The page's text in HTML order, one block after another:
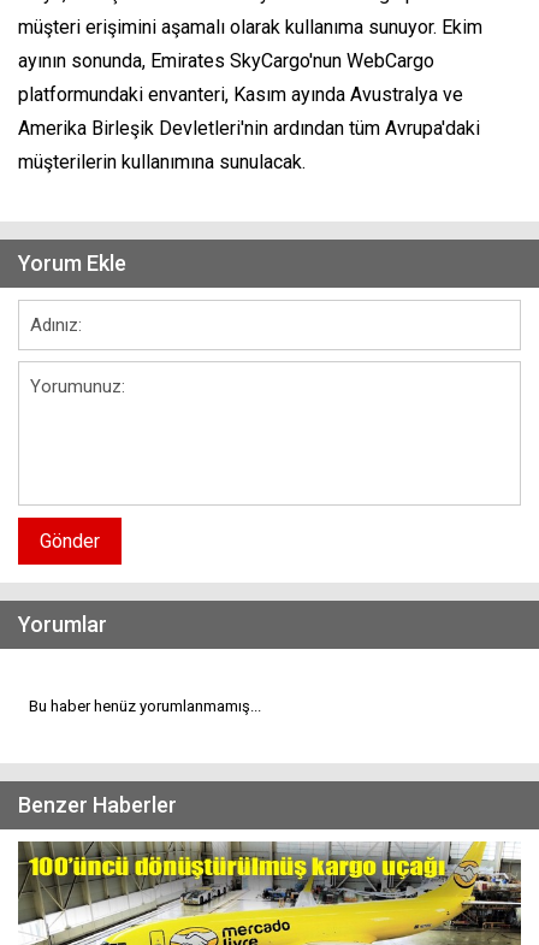
müşteri erişimini aşamalı olarak kullanıma sunuyor. Ekim
ayının sonunda, Emirates SkyCargo'nun WebCargo
platformundaki envanteri, Kasım ayında Avustralya ve
Amerika Birleşik Devletleri'nin ardından tüm Avrupa'daki
müşterilerin kullanımına sunulacak.
Yorum Ekle
Gönder
Yorumlar
Bu haber henüz yorumlanmamış...
Benzer Haberler